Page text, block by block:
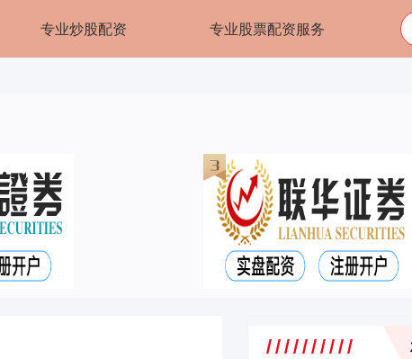
专业炒股配资 专业股票配资服务